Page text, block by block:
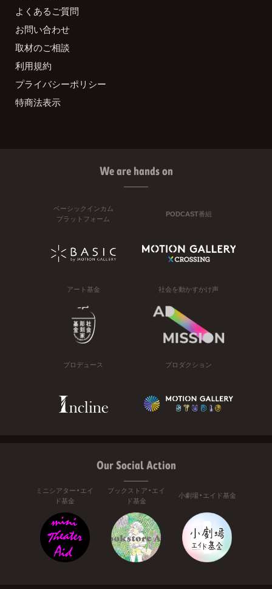
よくあるご質問
お問い合わせ
取材のご相談
利用規約
プライバシーポリシー
特商法表示
We are hands on
ベーシックインカム
プラットフォーム
PODCAST番組
アート基金 社会を動かすかけ声
プロデュース プロダクション
Our Social Action
ミニシアター・エイ
ド基金
ブックストア・エイ
ド基金
小劇場・エイド基金